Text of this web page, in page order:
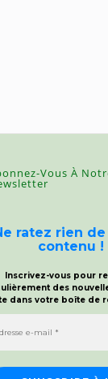
Vous À
ratez rien
contenu !
Inscrivez-vous pour
des
dans votre boîte de